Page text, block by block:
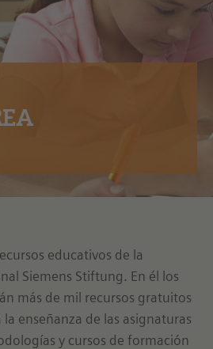
educativos de la
Siemens Stiftung. En él los
más de mil recursos gratuitos
enseñanza de las asignaturas
y cursos de formación